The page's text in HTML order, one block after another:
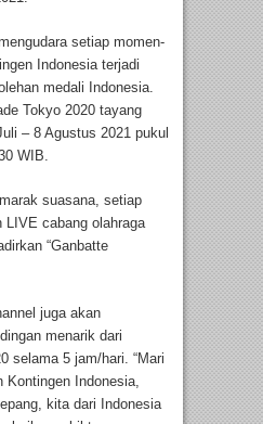
setiap momen-
Indonesia terjadi
medali Indonesia.
Tokyo 2020 tayang
– 8 Agustus 2021 pukul
WIB.
suasana, setiap
LIVE cabang olahraga
“Ganbatte
juga akan
menarik dari
selama 5 jam/hari. “Mari
Kontingen Indonesia,
kita dari Indonesia